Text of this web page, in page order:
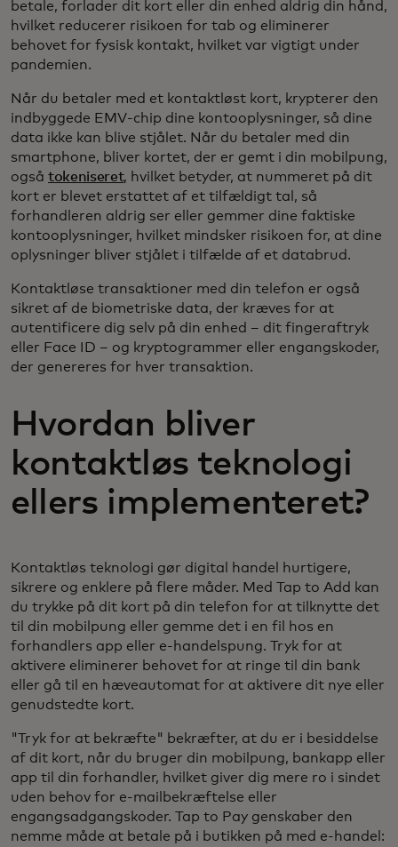
betale, forlader dit kort eller din enhed aldrig din hånd,
hvilket reducerer risikoen for tab og eliminerer
behovet for fysisk kontakt, hvilket var vigtigt under
pandemien.
Når du betaler med et kontaktløst kort, krypterer den
indbyggede EMV-chip dine kontooplysninger, så dine
data ikke kan blive stjålet. Når du betaler med din
smartphone, bliver kortet, der er gemt i din mobilpung,
også tokeniseret, hvilket betyder, at nummeret på dit
kort er blevet erstattet af et tilfældigt tal, så
forhandleren aldrig ser eller gemmer dine faktiske
kontooplysninger, hvilket mindsker risikoen for, at dine
oplysninger bliver stjålet i tilfælde af et databrud.
Kontaktløse transaktioner med din telefon er også
sikret af de biometriske data, der kræves for at
autentificere dig selv på din enhed – dit fingeraftryk
eller Face ID – og kryptogrammer eller engangskoder,
der genereres for hver transaktion.
Hvordan bliver
kontaktløs teknologi
ellers implementeret?
Kontaktløs teknologi gør digital handel hurtigere,
sikrere og enklere på flere måder. Med Tap to Add kan
du trykke på dit kort på din telefon for at tilknytte det
til din mobilpung eller gemme det i en fil hos en
forhandlers app eller e-handelspung. Tryk for at
aktivere eliminerer behovet for at ringe til din bank
eller gå til en hæveautomat for at aktivere dit nye eller
genudstedte kort.
"Tryk for at bekræfte" bekræfter, at du er i besiddelse
af dit kort, når du bruger din mobilpung, bankapp eller
app til din forhandler, hvilket giver dig mere ro i sindet
uden behov for e-mailbekræftelse eller
engangsadgangskoder. Tap to Pay genskaber den
nemme måde at betale på i butikken på med e-handel: